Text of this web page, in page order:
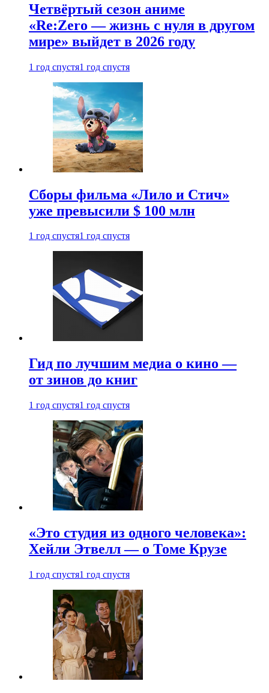
Четвёртый сезон аниме
«Re:Zero — жизнь с нуля в другом
мире» выйдет в 2026 году
1 год спустя1 год спустя
Сборы фильма «Лило и Стич»
уже превысили $ 100 млн
1 год спустя1 год спустя
Гид по лучшим медиа о кино —
от зинов до книг
1 год спустя1 год спустя
«Это студия из одного человека»:
Хейли Этвелл — о Томе Крузе
1 год спустя1 год спустя